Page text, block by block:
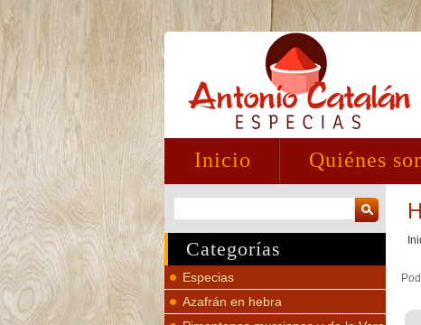
Inicio Quiénes
Categorías
Especias
Azafrán en hebra